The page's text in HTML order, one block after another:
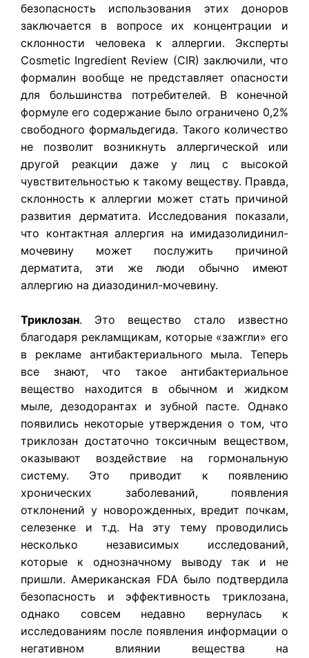
безопасность использования этих доноров
заключается в вопросе их концентрации и
склонности человека к аллергии. Эксперты
Cosmetic Ingredient Review (CIR) заключили, что
формалин вообще не представляет опасности
для большинства потребителей. В конечной
формуле его содержание было ограничено 0,2%
свободного формальдегида. Такого количество
не позволит возникнуть аллергической или
другой реакции даже у лиц с высокой
чувствительностью к такому веществу. Правда,
склонность к аллергии может стать причиной
развития дерматита. Исследования показали,
что контактная аллергия на имидазолидинил-
мочевину может послужить причиной
дерматита, эти же люди обычно имеют
аллергию на диазодинил-мочевину.
Триклозан. Это вещество стало известно
благодаря рекламщикам, которые «зажгли» его
в рекламе антибактериального мыла. Теперь
все знают, что такое антибактериальное
вещество находится в обычном и жидком
мыле, дезодорантах и ​​зубной пасте. Однако
появились некоторые утверждения о том, что
триклозан достаточно токсичным веществом,
оказывают воздействие на гормональную
систему. Это приводит к появлению
хронических заболеваний, появления
отклонений у новорожденных, вредит почкам,
селезенке и т.д. На эту тему проводились
несколько независимых исследований,
которые к однозначному выводу так и не
пришли. Американская FDA было подтвердила
безопасность и эффективность триклозана,
однако совсем недавно вернулась к
исследованиям после появления информации о
негативном влиянии вещества на